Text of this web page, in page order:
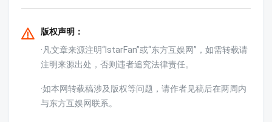
版权声明：
·凡文章来源注明“IstarFan”或“东方互娱网”，如需转载请
注明来源出处，否则违者追究法律责任。
·如本网转载稿涉及版权等问题，请作者见稿后在两周内
与东方互娱网联系。